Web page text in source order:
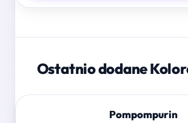
Ostatnio dodane
Pompompurin